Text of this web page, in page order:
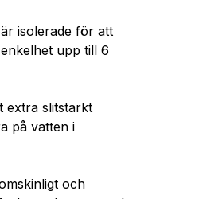
isolerade för att
upp till 6
extra slitstarkt
på vatten i
och